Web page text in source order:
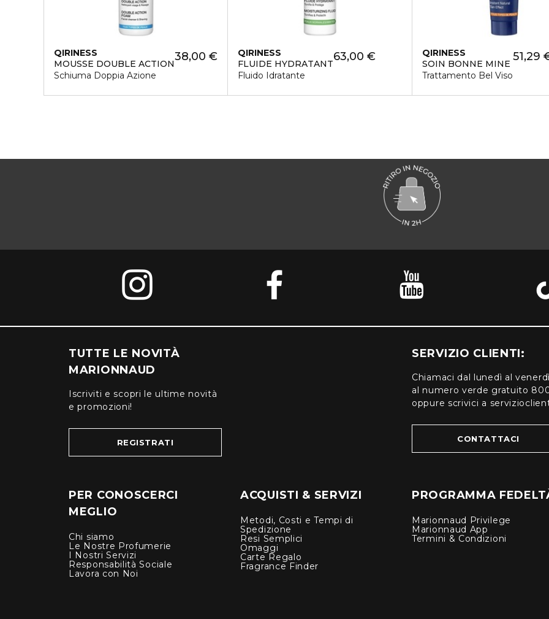
QIRINESS
MOUSSE DOUBLE ACTION
Schiuma Doppia Azione
38,00 €
QIRINESS
FLUIDE HYDRATANT
Fluido Idratante
63,00 €
QIRINESS
SOIN BONNE MINE
Trattamento Bel Viso
51,29
TUTTE LE NOVITÀ
MARIONNAUD
Iscriviti e scopri le ultime novità
e promozioni!
REGISTRATI
SERVIZIO CLIENTI:
Chiamaci dal lunedì al
al numero verde gratuito
oppure scrivici a
CONTATTACI
PER CONOSCERCI
MEGLIO
Chi siamo
Le Nostre Profumerie
I Nostri Servizi
Responsabilità Sociale
Lavora con Noi
ACQUISTI & SERVIZI
Metodi, Costi e Tempi di
Spedizione
Resi Semplici
Omaggi
Carte Regalo
Fragrance Finder
PROGRAMMA
Marionnaud Privilege
Marionnaud App
Termini & Condizioni